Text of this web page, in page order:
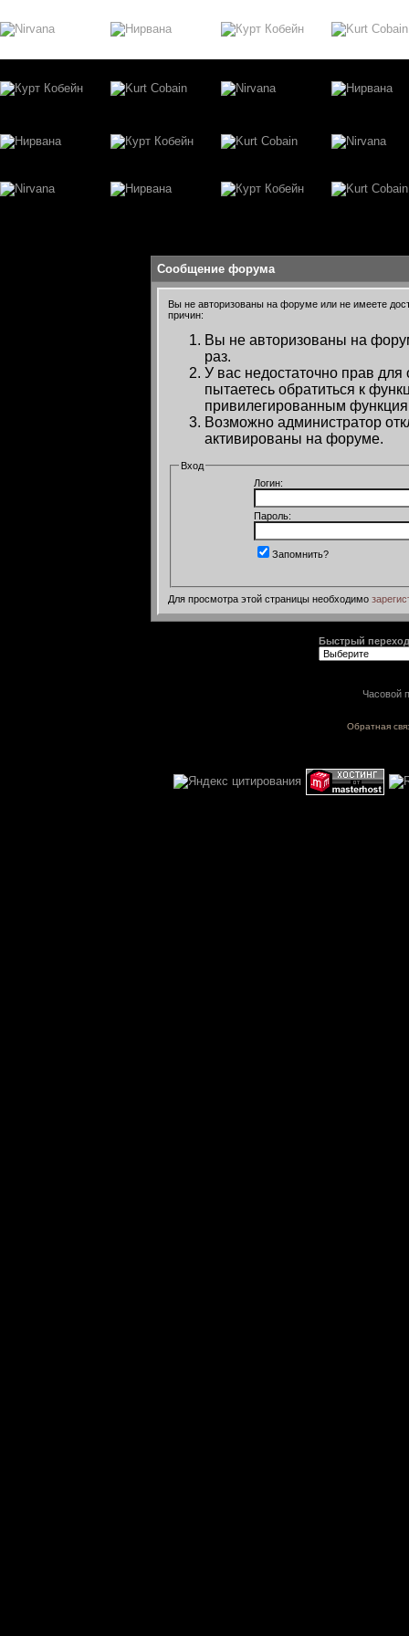
Сообщение форума
Вы не авторизованы на форуме или не имеете
причин:
Вы не авторизованы на
раз.
У вас недостаточно прав
пытаетесь обратиться к
привилегированным
Возможно администратор
активированы на форуме.
Вход
Логин:
Пароль:
Запомнить?
Для просмотра этой страницы необходимо
Быстрый переход
Часовой
Обратная